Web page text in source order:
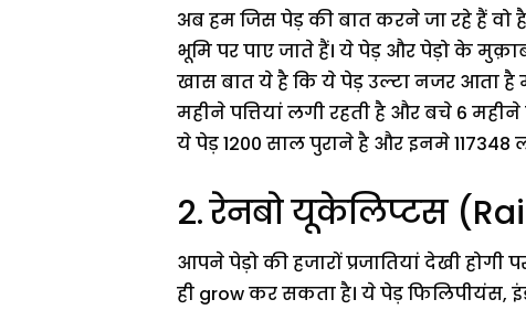
अब हम जिस पेड़ की बात करने जा रहे हैं वो
भूमि पर पाए जाते हैं। ये पेड़ और पेड़ो के
खास बात ये है कि ये पेड़ उल्टा नजर आता
महीने पत्तियां लगी रहती है और बचे 6
ये पेड़ 1200 साल पुराने है और इनमे 117348
2.रेनबो यूकेलिप्टस
आपने पेड़ो की हजारों प्रजातियां देखी
ही grow कर सकता है। ये पेड़ फिलिपीयंस,